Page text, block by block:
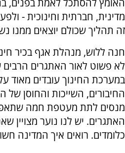
מדינית, חברתית וחינוכית -
זה תהליך שכולם יוצאים ממנו
חנה ללוש, מנהלת אגף בכיר
לא פשוט לאור האתגרים הרבים
במערכת החינוך עובדים מאוד
החיבורים, השייכות והחוסן של
מנסים לתת מעטפת חמה
האתגרים. יש לנו נוער מצויין
כלומדים. רואים איך המדינה